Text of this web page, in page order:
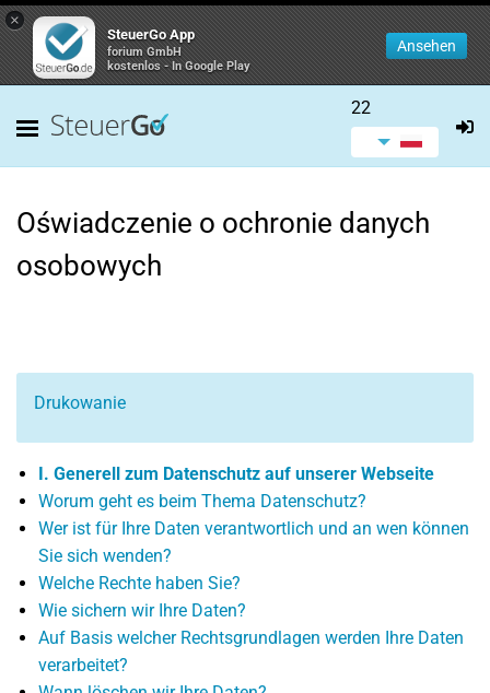
×
SteuerGo App
forium GmbH
kostenlos - In Google Play
Ansehen
22
Oświadczenie o ochronie danych
osobowych
Drukowanie
I. Generell zum Datenschutz auf unserer Webseite
Worum geht es beim Thema Datenschutz?
Wer ist für Ihre Daten verantwortlich und an wen können
Sie sich wenden?
Welche Rechte haben Sie?
Wie sichern wir Ihre Daten?
Auf Basis welcher Rechtsgrundlagen werden Ihre Daten
verarbeitet?